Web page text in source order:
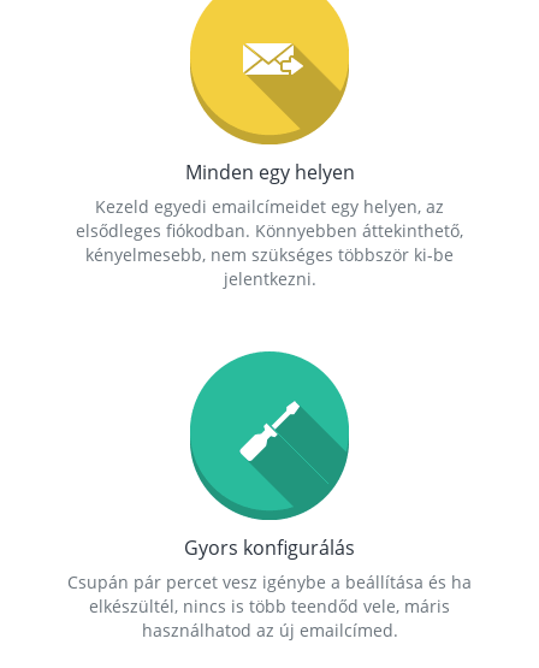
Minden egy helyen
Kezeld egyedi emailcímeidet egy helyen, az
elsődleges fiókodban. Könnyebben áttekinthető,
kényelmesebb, nem szükséges többször ki-be
jelentkezni.
Gyors konfigurálás
Csupán pár percet vesz igénybe a beállítása és ha
elkészültél, nincs is több teendőd vele, máris
használhatod az új emailcímed.